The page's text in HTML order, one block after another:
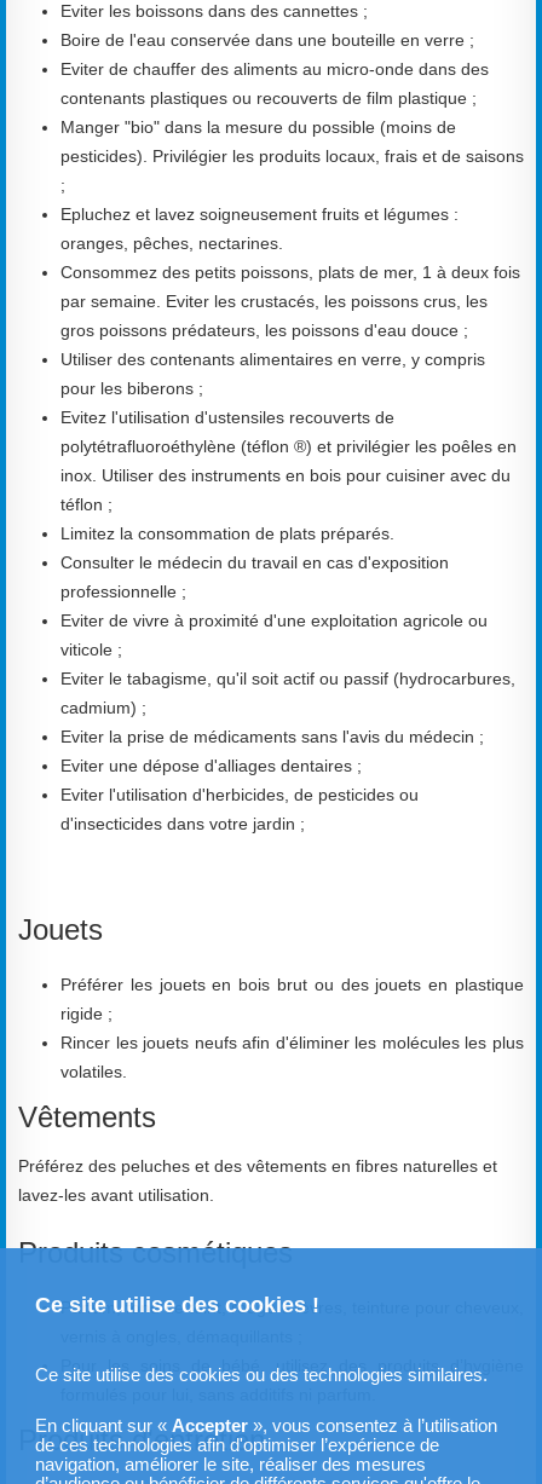
Ce site utilise des cookies !
Ce site utilise des cookies ou des technologies similaires.
En cliquant sur « Accepter», vous consentez à l’utilisation
de ces technologies afin d'optimiser l’expérience de
navigation, améliorer le site, réaliser des mesures
Eviter les boissons dans des cannettes ;
Boire de l'eau conservée dans une bouteille en verre ;
Eviter de chauffer des aliments au micro-onde dans des
contenants plastiques ou recouverts de film plastique ;
Manger "bio" dans la mesure du possible (moins de
pesticides). Privilégier les produits locaux, frais et de saisons
;
Epluchez et lavez soigneusement fruits et légumes :
oranges, pêches, nectarines.
Consommez des petits poissons, plats de mer, 1 à deux fois
par semaine. Eviter les crustacés, les poissons crus, les
gros poissons prédateurs, les poissons d'eau douce ;
Utiliser des contenants alimentaires en verre, y compris
pour les biberons ;
Evitez l'utilisation d'ustensiles recouverts de
polytétrafluoroéthylène (téflon ®) et privilégier les poêles en
inox. Utiliser des instruments en bois pour cuisiner avec du
téflon ;
Limitez la consommation de plats préparés.
Consulter le médecin du travail en cas d'exposition
professionnelle ;
Eviter de vivre à proximité d'une exploitation agricole ou
viticole ;
Eviter le tabagisme, qu'il soit actif ou passif (hydrocarbures,
cadmium) ;
Eviter la prise de médicaments sans l'avis du médecin ;
Eviter une dépose d'alliages dentaires ;
Eviter l'utilisation d'herbicides, de pesticides ou
d'insecticides dans votre jardin ;
Jouets
Préférer les jouets en bois brut ou des jouets en plastique
rigide ;
Rincer les jouets neufs afin d'éliminer les molécules les plus
volatiles.
Vêtements
Préférez des peluches et des vêtements en fibres naturelles et
lavez-les avant utilisation.
Produits cosmétiques
Parfum, fond de teint, rouge à lèvres, teinture pour cheveux,
Pour les soins de bébé, utilisez des produits d’hygiène
Produits d'entretien